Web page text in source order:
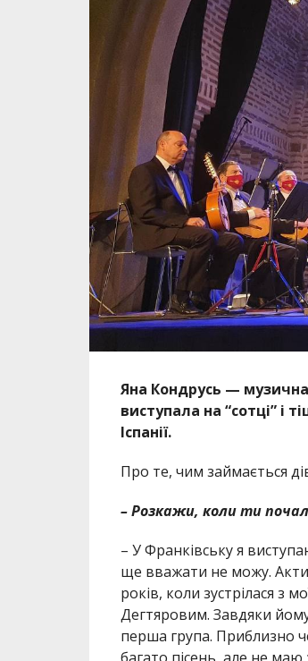
Яна Кондрусь — музична
виступала на “сотці” і
Іспанії.
Про те, чим займається
– Розкажи, коли ти
– У Франківську я
ще вважати не можу.
років, коли зустрілася
Дегтяровим. Завдяки
перша група. Приблизно